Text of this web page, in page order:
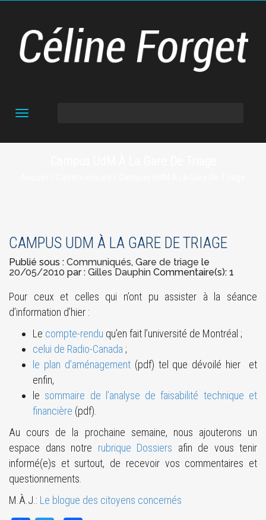
Toggle
CAMPUS UDM À LA GARE DE TRIAGE
Publié sous : Communiqués, Gare de triage le
20/05/2010 par : Gilles Dauphin Commentaire(s): 1
Pour ceux et celles qui n’ont pu assister à la séance
d’information d’hier :
Le compte-rendu qu’en fait l’université de Montréal ;
celui de Radio-Canada ;
le plan d’aménagement(pdf) tel que dévoilé hier et
enfin,
le sommaire de l’analyse de faisabilité technique et
financière (pdf).
Au cours de la prochaine semaine, nous ajouterons un
espace dans notre rubrique Dossiers afin de vous tenir
informé(e)s et surtout, de recevoir vos commentaires et
questionnements.
M.À.J.: Le blogue des citoyens concernés